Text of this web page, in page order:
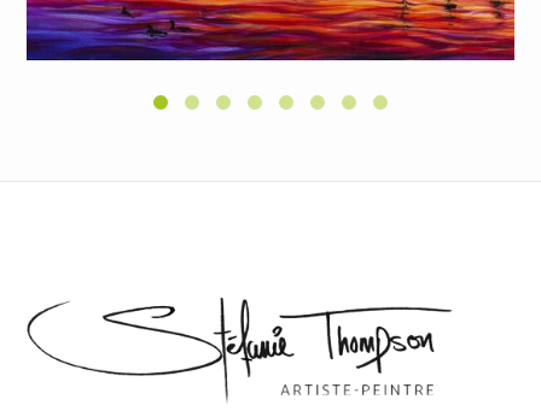
CONTEMPLATION AU CRÉPUSCULE